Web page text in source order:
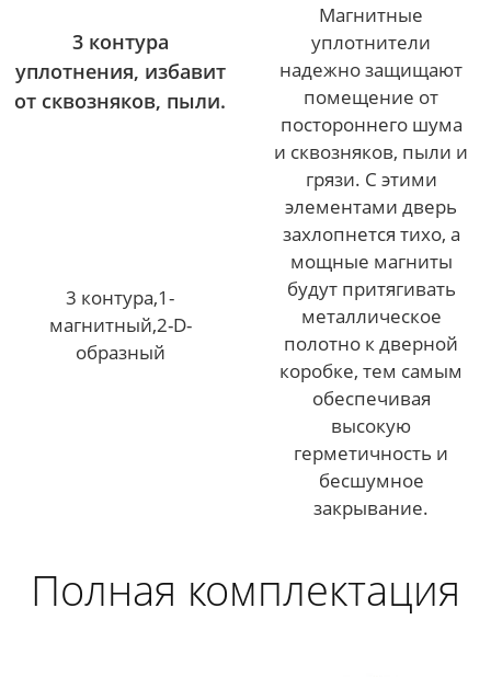
3 контура
уплотнения, избавит
от сквозняков, пыли.
3 контура,1-
магнитный,2-D-
образный
Магнитные
уплотнители
надежно защищают
помещение от
постороннего шума
и сквозняков, пыли и
грязи. С этими
элементами дверь
захлопнется тихо, а
мощные магниты
будут притягивать
металлическое
полотно к дверной
коробке, тем самым
обеспечивая
высокую
герметичность и
бесшумное
закрывание.
Полная комплектация